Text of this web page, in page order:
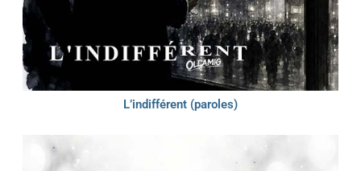
L’indifférent (paroles)